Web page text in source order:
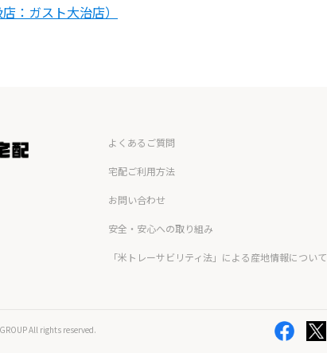
店：ガスト大治店）
よくあるご質問
宅配ご利用方法
お問い合わせ
安全・安心への取り組み
「米トレーサビリティ法」による産地情報について
All rights reserved.